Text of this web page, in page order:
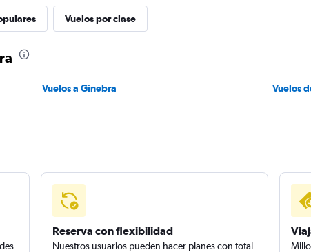
Vuelos por clase
Vuelos a Ginebra
Vuelos
Reserva con flexibilidad
Nuestros usuarios pueden hacer planes con total